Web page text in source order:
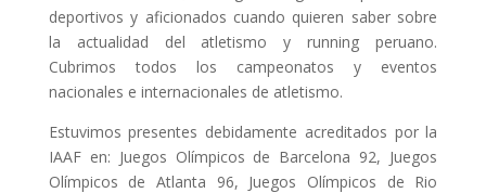
deportivos y aficionados cuando quieren saber sobre
la actualidad del atletismo y running peruano.
Cubrimos todos los campeonatos y eventos
nacionales e internacionales de atletismo.
Estuvimos presentes debidamente acreditados por la
IAAF en: Juegos Olímpicos de Barcelona 92, Juegos
Olímpicos de Atlanta 96, Juegos Olímpicos de Rio